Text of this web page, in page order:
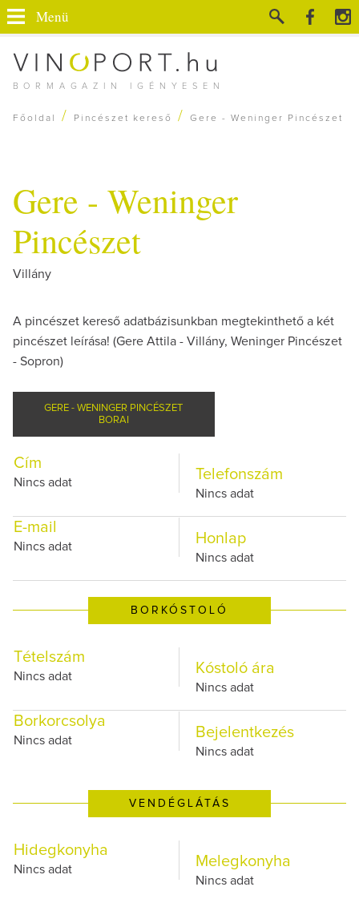
BORMAGAZIN IGÉNYESEN
Menü
Főoldal / Pincészet kereső / Gere - Weninger Pincészet
Gere - Weninger
Pincészet
Villány
A pincészet kereső adatbázisunkban megtekinthető a két
pincészet leírása! (Gere Attila - Villány, Weninger Pincészet
- Sopron)
GERE - WENINGER PINCÉSZET
BORAI
Cím
Nincs adat Telefonszám
Nincs adat
E-mail
Nincs adat Honlap
Nincs adat
BORKÓSTOLÓ
Tételszám
Nincs adat Kóstoló ára
Nincs adat
Borkorcsolya
Nincs adat Bejelentkezés
Nincs adat
VENDÉGLÁTÁS
Hidegkonyha
Nincs adat Melegkonyha
Nincs adat